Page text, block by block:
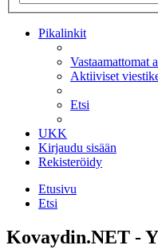
Pikalinkit
Vastaamattomat
Aktiiviset
Etsi
UKK
Kirjaudu sisään
Rekisteröidy
Etusivu
Etsi
Kovaydin.NET -